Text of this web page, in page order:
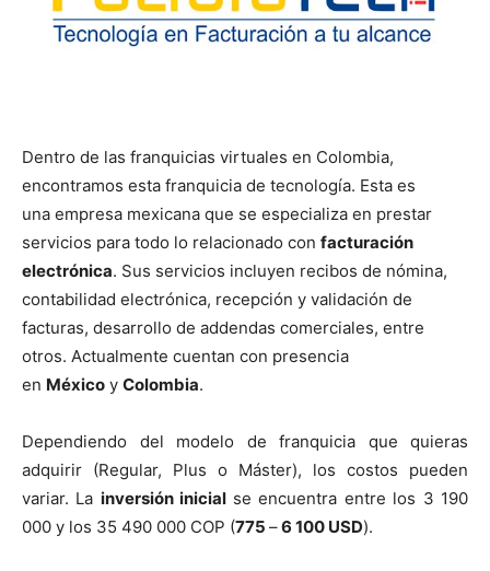
Dentro de las franquicias virtuales en Colombia,
encontramos esta franquicia de tecnología. Esta es
una empresa mexicana que se especializa en prestar
servicios para todo lo relacionado con facturación
electrónica. Sus servicios incluyen recibos de nómina,
contabilidad electrónica, recepción y validación de
facturas, desarrollo de addendas comerciales, entre
otros. Actualmente cuentan con presencia
en México y Colombia.
Dependiendo del modelo de franquicia que quieras
adquirir (Regular, Plus o Máster), los costos pueden
variar. La inversión inicial se encuentra entre los 3 190
000 y los 35 490 000 COP (775 –6 100 USD).